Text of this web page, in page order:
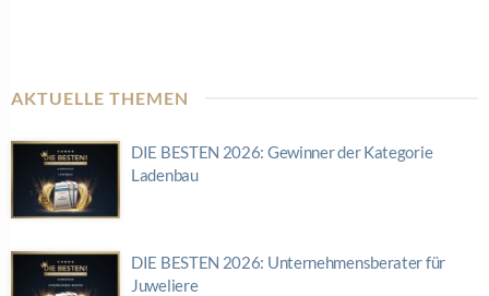
AKTUELLE THEMEN
DIE BESTEN 2026: Gewinner der Kategorie
Ladenbau
DIE BESTEN 2026: Unternehmensberater für
Juweliere